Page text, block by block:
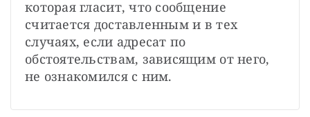
которая гласит, что сообщение
считается доставленным и в тех
случаях, если адресат по
обстоятельствам, зависящим от него,
не ознакомился с ним.